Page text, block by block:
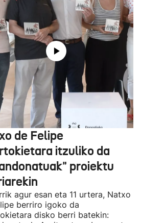
de Felipe
itzuliko da
proiektu
agur esan eta 11 urtera, Natxo
berriro igoko da
disko berri batekin: